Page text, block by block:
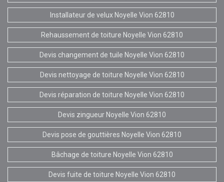
Installateur de velux Noyelle Vion 62810
Rehaussement de toiture Noyelle Vion 62810
Devis changement de tuile Noyelle Vion 62810
Devis nettoyage de toiture Noyelle Vion 62810
Devis réparation de toiture Noyelle Vion 62810
Devis zingueur Noyelle Vion 62810
Devis pose de gouttières Noyelle Vion 62810
Bâchage de toiture Noyelle Vion 62810
Devis fuite de toiture Noyelle Vion 62810